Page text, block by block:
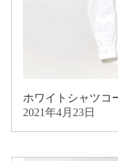
ホワイトシャツコ
2021年4月23日